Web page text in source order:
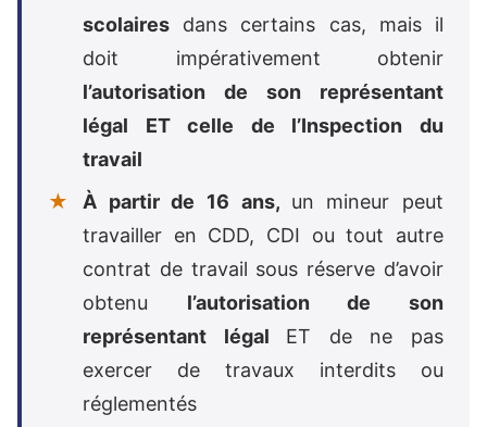
scolaires dans certains cas, mais il
doit impérativement obtenir
l’autorisation de son représentant
légal ET celle de l’Inspection du
travail
À partir de 16 ans, un mineur peut
travailler en CDD, CDI ou tout autre
contrat de travail sous réserve d’avoir
obtenu l’autorisation de son
représentant légal ET de ne pas
exercer de travaux interdits ou
réglementés